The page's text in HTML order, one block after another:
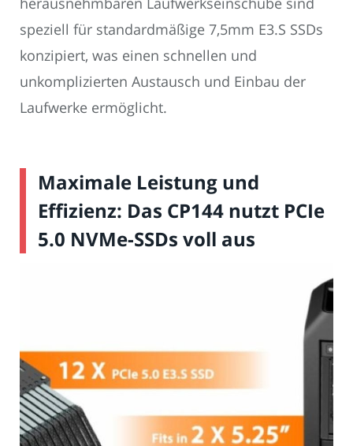
speziell für standardmäßige 7,5mm E3.S SSDs
konzipiert, was einen schnellen und
unkomplizierten Austausch und Einbau der
Laufwerke ermöglicht.
Maximale Leistung und
Effizienz: Das CP144 nutzt PCIe
5.0 NVMe-SSDs voll aus